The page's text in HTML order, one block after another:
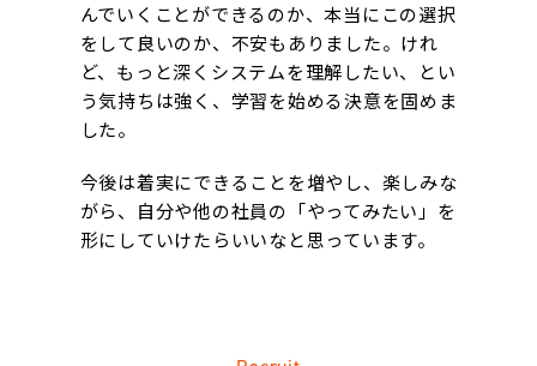
んでいくことができるのか、本当にこの選択
をして良いのか、不安もありました。けれ
ど、もっと深くシステムを理解したい、とい
う気持ちは強く、学習を始める決意を固めま
した。
今後は着実にできることを増やし、楽しみな
がら、自分や他の社員の「やってみたい」を
形にしていけたらいいなと思っています。